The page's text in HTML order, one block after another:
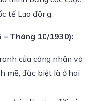
tế Lao động.
– Tháng 10/1930):
của công nhân và
mẽ, đặc biệt là ở hai